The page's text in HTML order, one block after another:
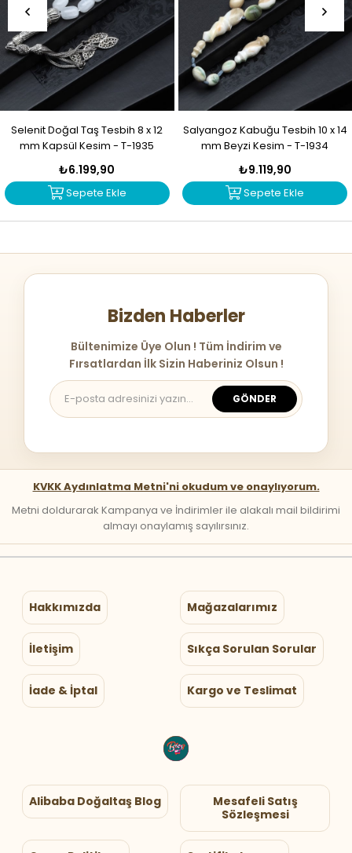
Selenit Doğal Taş Tesbih 8 x 12
mm Kapsül Kesim - T-1935
₺6.199,90
Sepete Ekle
Salyangoz Kabuğu Tesbih 10 x 14
mm Beyzi Kesim - T-1934
₺9.119,90
Sepete Ekle
Bizden Haberler
Bültenimize Üye Olun ! Tüm İndirim ve
Fırsatlardan İlk Sizin Haberiniz Olsun !
GÖNDER
KVKK Aydınlatma Metni'ni okudum ve onaylıyorum.
Metni doldurarak Kampanya ve İndirimler ile alakalı mail bildirimi
almayı onaylamış sayılırsınız.
Hakkımızda Mağazalarımız
İletişim Sıkça Sorulan Sorular
İade & İptal Kargo ve Teslimat
Alibaba Doğaltaş Blog
Mesafeli Satış
Sözleşmesi